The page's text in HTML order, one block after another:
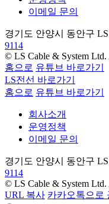
이메일 문의
경기도 안양시 동안구
9114
© LS Cable & System Ltd.
홈으로 유튜브 바로가기
LS전선 바로가기
홈으로 유튜브 바로가기
회사소개
운영정책
이메일 문의
경기도 안양시 동안구
9114
© LS Cable & System Ltd.
URL 복사 카카오톡으로